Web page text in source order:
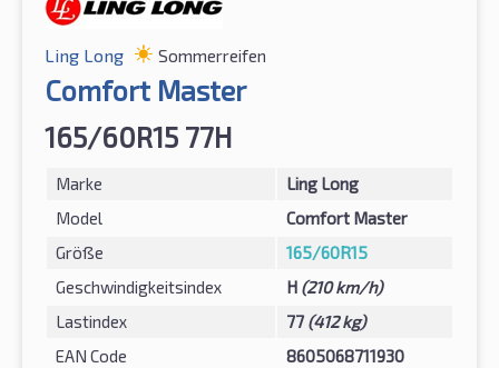
Ling Long Sommerreifen
Comfort Master
165/60R15 77H
Marke
Ling Long
Model
Comfort Master
Größe
165/60R15
Geschwindigkeitsindex
H (210 km/h)
Lastindex
77 (412 kg)
EAN Code
8605068711930